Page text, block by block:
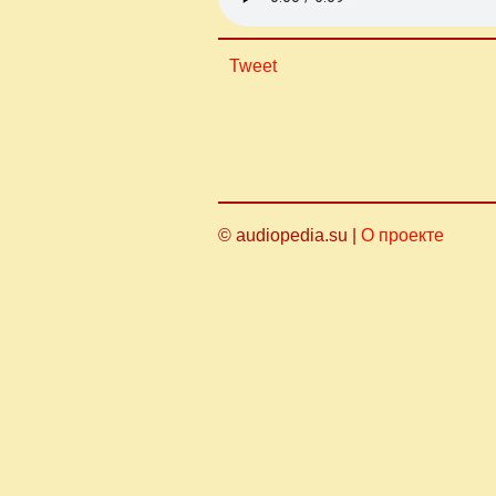
Tweet
© audiopedia.su | О проекте